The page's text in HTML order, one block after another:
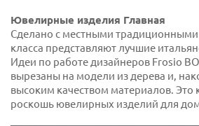
Ювелирные изделия Главная
Сделано с местными
класса представляют лучшие
Идеи по работе дизайнеров Frosio
вырезаны на модели из дерева и,
высоким качеством материалов. Это
роскошь ювелирных изделий для